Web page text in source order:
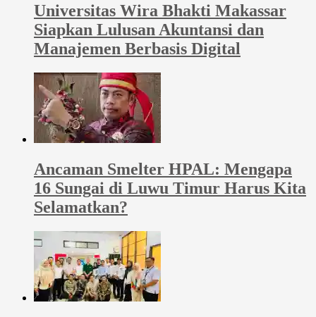
Universitas Wira Bhakti Makassar
Siapkan Lulusan Akuntansi dan
Manajemen Berbasis Digital
Ancaman Smelter HPAL: Mengapa
16 Sungai di Luwu Timur Harus Kita
Selamatkan?